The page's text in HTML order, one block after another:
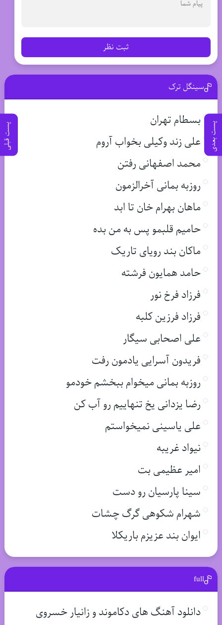
پست بعدی پست قبلی
ثبت نظر
سینگل ترک
بسطام تهران
علی زند وکیلی بخواب آروم
محمد اصفهانی رفتن
روزبه بمانی آخرالزمون
ماهان بهرام خان تا ابد
حامیم قلبمو پس به من بده
ماکان بند رویای تاریک
حامد همایون فرشته
فرزاد فرخ نور
فرزاد فرزین کلبه
علی اصحابی سیگار
فریدون آسرایی یادمون رفت
روزبه بمانی میخوام ببخشم خودمو
رضا یزدانی یخ تنهاییم رو آب کن
علی یاسینی نمیخواستم
نیواد غریبه
امیر عظیمی بت
سینا پارسیان رو دست
شهرام شکوهی گرگ چشات
ایوان بند عزیزم باریکلا
full
دانلود آهنگ های دکاموند و زانیار خسروی